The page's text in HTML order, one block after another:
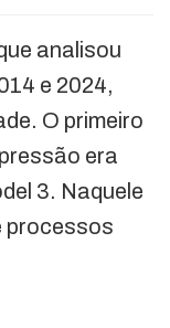
analisou
e 2024,
O primeiro
era
3. Naquele
processos